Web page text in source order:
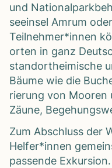
und
see­insel Amrum
Teilnehmer*innen
or­ten in ganz
stand­ort­hei­mi­sche
Bäume wie die
rie­rung von Moo­ren
Zäune,
Zum Abschluss der
Helfer*innen
pas­sende